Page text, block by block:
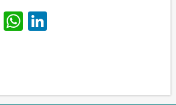
WhatsApp
LinkedIn